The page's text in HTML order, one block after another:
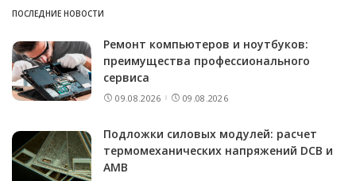
ПОСЛЕДНИЕ НОВОСТИ
Ремонт компьютеров и ноутбуков:
преимущества профессионального
сервиса
09.08.2026 09.08.2026
Подложки силовых модулей: расчет
термомеханических напряжений DCB и
AMB